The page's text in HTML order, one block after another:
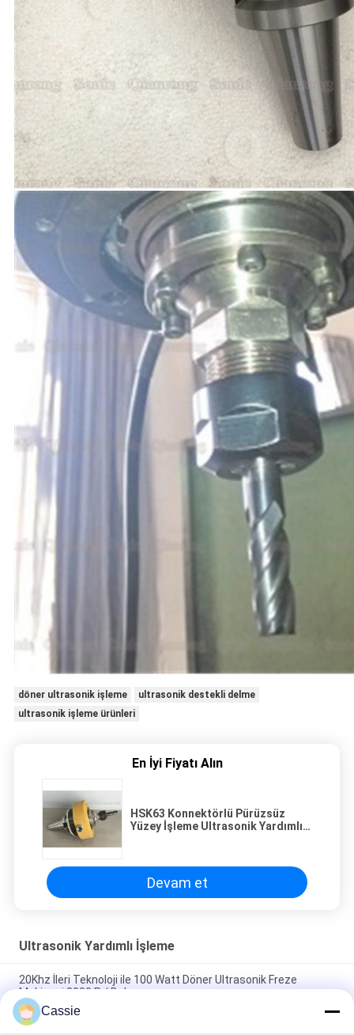
döner ultrasonik işleme
ultrasonik destekli delme
ultrasonik işleme ürünleri
En İyi Fiyatı Alın
HSK63 Konnektörlü Pürüzsüz
Yüzey İşleme Ultrasonik Yardımlı
Devam et
Ultrasonik Yardımlı İşleme
20Khz İleri Teknoloji ile 100 Watt Döner Ultrasonik Freze
Makinesi 3000 R / Dak
100 Watt'lık Yapay Malzemeler ile Çok Amaçlı Döner Ultrasonik
Cassie